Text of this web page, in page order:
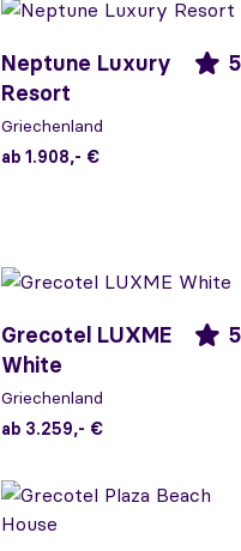
Neptune Luxury
Resort
5
Griechenland
ab 1.908,- €
Grecotel LUXME
White
5
Griechenland
ab 3.259,- €